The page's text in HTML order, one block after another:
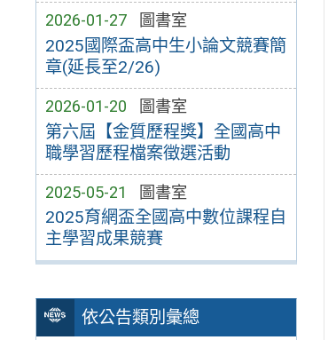
2026-01-27 圖書室
2025國際盃高中生小論文競賽簡
章(延長至2/26)
2026-01-20 圖書室
第六屆【金質歷程獎】全國高中
職學習歷程檔案徵選活動
2025-05-21 圖書室
2025育網盃全國高中數位課程自
主學習成果競賽
依公告類別彙總